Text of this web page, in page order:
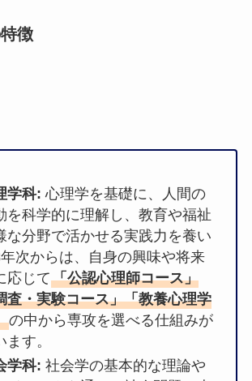
徴
学科:心理学を基礎に、人間の
を科学的に理解し、教育や福祉
な分野で活かせる実践力を養い
次からは、自身の興味や将来
応じて「公認心理師コース」
査・実験コース」「教養心理学
の中から専攻を選べる仕組みが
す。
学科: 社会学の基本的な理論や